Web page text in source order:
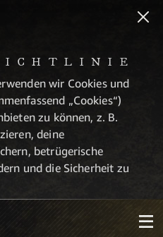
wir Cookies und
„Cookies“)
zu können, z. B.
deine
betrügerische
und die Sicherheit zu